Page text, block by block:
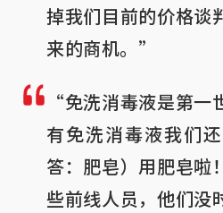
掉我们目前的价格谈
来的商机。”
“免洗消毒液是第一
有免洗消毒液我们
答：肥皂）用肥皂啦
些前线人员，他们没